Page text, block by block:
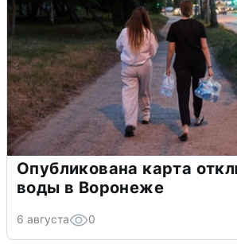
Опубликована карта
воды в Воронеже
6 августа 0